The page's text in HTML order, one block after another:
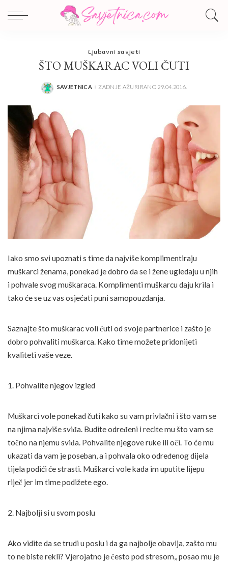
Ljubavni savjeti
ŠTO MUŠKARAC VOLI ČUTI
POSTED
SAVJETNICA ZADNJE AŽURIRANO 29.04.2016.
Iako smo svi upoznati s time da najviše komplimentiraju
muškarci ženama, ponekad je dobro da se i žene ugledaju u njih
i pohvale svog muškaraca. Komplimenti muškarcu daju krila i
tako će se uz vas osjećati puni samopouzdanja.
Saznajte što muškarac voli čuti od svoje partnerice i zašto je
dobro pohvaliti muškarca. Kako time možete pridonijeti
kvaliteti vaše veze.
1. Pohvalite njegov izgled
Muškarci vole ponekad čuti kako su vam privlačni i što vam se
na njima najviše sviđa. Budite određeni i recite mu što vam se
točno na njemu sviđa. Pohvalite njegove ruke ili oči. To će mu
ukazati da vam je poseban, a i pohvala oko određenog dijela
tijela podići će strasti. Muškarci vole kada im uputite lijepu
riječ jer im time podižete ego.
2. Najbolji si u svom poslu
Ako vidite da se trudi u poslu i da ga najbolje obavlja, zašto mu
to ne biste rekli? Vjerojatno je često pod stresom,, posao mu je